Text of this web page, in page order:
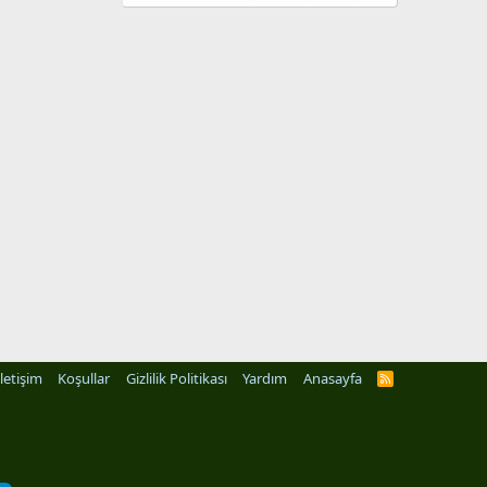
Koşullar Gizlilik Politikası Yardım Anasayfa
R